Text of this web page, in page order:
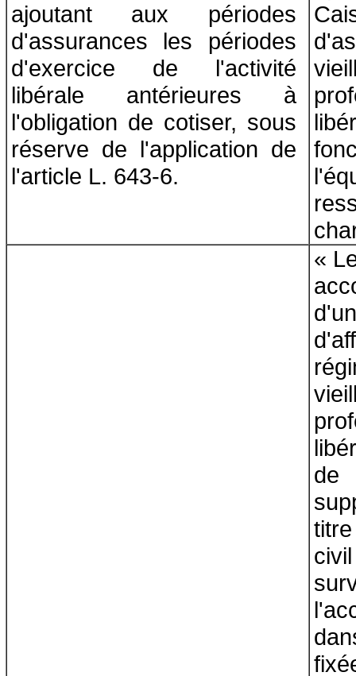
ajoutant aux périodes
d'assurances les périodes
d'exercice de l'activité
libérale antérieures à
l'obligation de cotiser, sous
réserve de l'application de
l'article L. 643-6.
«